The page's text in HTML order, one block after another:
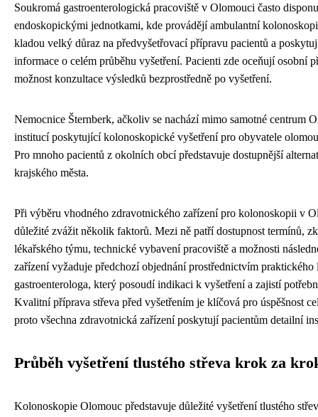
Soukromá gastroenterologická pracoviště v Olomouci často
endoskopickými jednotkami, kde provádějí ambulantní
kladou velký důraz na předvyšetřovací přípravu pacientů a
informace o celém průběhu vyšetření. Pacienti zde oceňují osobní
možnost konzultace výsledků bezprostředně po vyšetření.
Nemocnice Šternberk, ačkoliv se nachází mimo samotné centrum
institucí poskytující kolonoskopické vyšetření pro obyvatele
Pro mnoho pacientů z okolních obcí představuje dostupnější
krajského města.
Při výběru vhodného zdravotnického zařízení pro kolonoskopii v
důležité zvážit několik faktorů. Mezi ně patří dostupnost termínů,
lékařského týmu, technické vybavení pracoviště a možnosti
zařízení vyžaduje předchozí objednání prostřednictvím praktického
gastroenterologa, který posoudí indikaci k vyšetření a zajistí
Kvalitní příprava střeva před vyšetřením je klíčová pro úspěšnost
proto všechna zdravotnická zařízení poskytují pacientům detailní
Průběh vyšetření tlustého střeva krok za
Kolonoskopie Olomouc představuje důležité vyšetření tlustého